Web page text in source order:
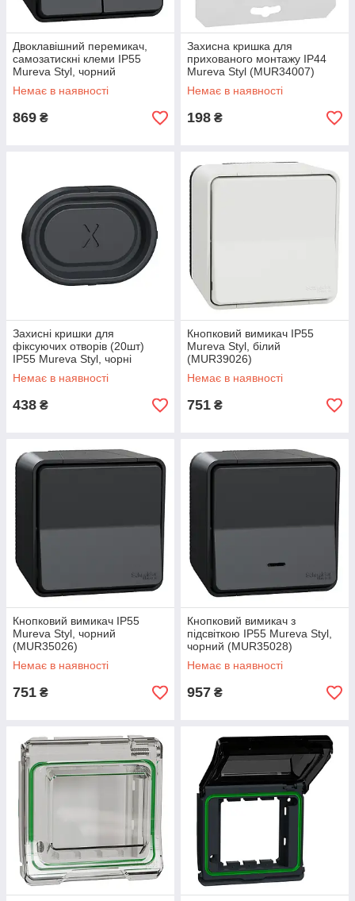
Двоклавішний перемикач,
самозатискні клеми IP55
Mureva Styl, чорний
(MUR35022)
Немає в наявності
869 ₴
Захисна кришка для
прихованого монтажу IP44
Mureva Styl (MUR34007)
Немає в наявності
198 ₴
Захисні кришки для
фіксуючих отворів (20шт)
IP55 Mureva Styl, чорні
(MUR34206)
Немає в наявності
438 ₴
Кнопковий вимикач IP55
Mureva Styl, білий
(MUR39026)
Немає в наявності
751 ₴
Кнопковий вимикач IP55
Mureva Styl, чорний
(MUR35026)
Немає в наявності
751 ₴
Кнопковий вимикач з
підсвіткою IP55 Mureva Styl,
чорний (MUR35028)
Немає в наявності
957 ₴